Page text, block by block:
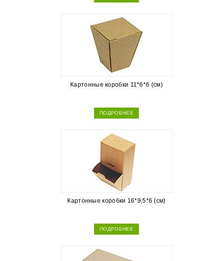
Картонные коробки 11*6*6 (см)
ПОДРОБНЕЕ
Картонные коробки 16*9,5*6 (см)
ПОДРОБНЕЕ